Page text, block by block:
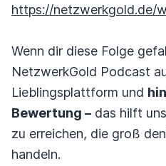
https://netzwerkgold.de/
Wenn dir diese Folge
NetzwerkGold Podcast
Lieblingsplattform und
Bewertung – das hilft
zu erreichen, die groß
handeln.